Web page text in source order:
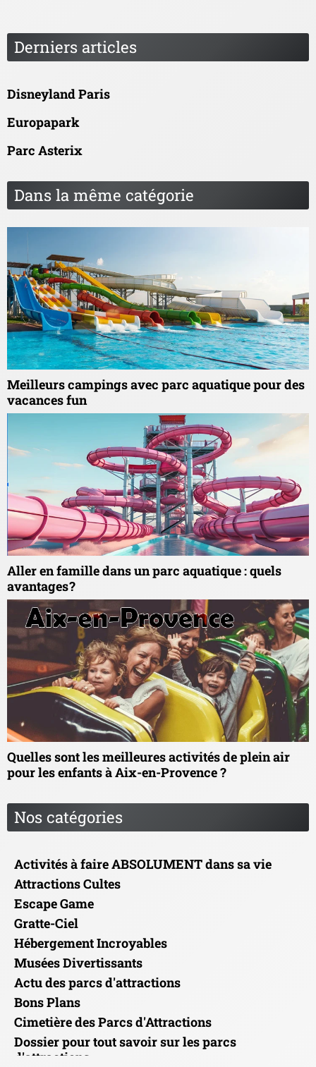
Derniers articles
Disneyland Paris
Europapark
Parc Asterix
Dans la même catégorie
Meilleurs campings avec parc aquatique pour des
vacances fun
Aller en famille dans un parc aquatique : quels
avantages ?
Quelles sont les meilleures activités de plein air
pour les enfants à Aix-en-Provence ?
Nos catégories
Activités à faire ABSOLUMENT dans sa vie
Attractions Cultes
Escape Game
Gratte-Ciel
Hébergement Incroyables
Musées Divertissants
Actu des parcs d'attractions
Bons Plans
Cimetière des Parcs d'Attractions
Dossier pour tout savoir sur les parcs
d'attractions